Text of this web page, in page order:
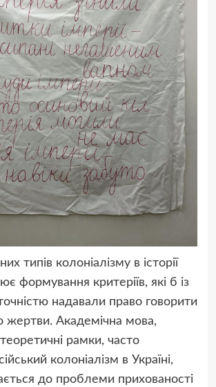
типів колоніалізму в історії
формування критеріїв, які б із
надавали право говорити
жертви. Академічна мова,
рамки, часто
колоніалізм в Україні,
до проблеми прихованості